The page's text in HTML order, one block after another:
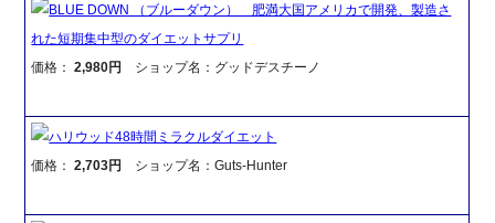
BLUE DOWN （ブルーダウン） 肥満大国アメリカで開発、製造さ
れた短期集中型のダイエットサプリ
価格：2,980円 ショップ名：グッドデスチーノ
ハリウッド48時間ミラクルダイエット
価格：2,703円 ショップ名：Guts-Hunter